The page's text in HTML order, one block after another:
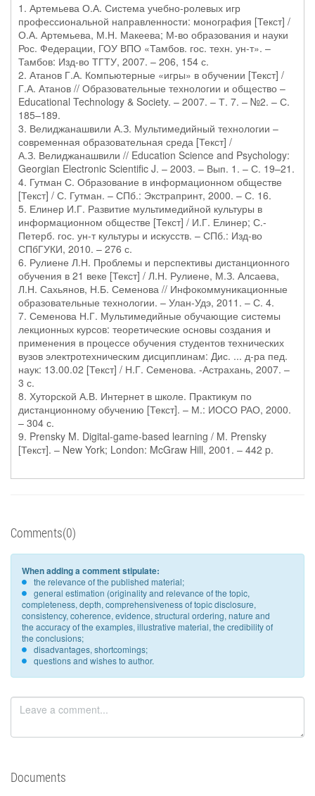
1. Артемьева О.А. Система учебно-ролевых игр
профессиональной направленности: монография [Текст] /
О.А. Артемьева, М.Н. Макеева; М-во образования и науки
Рос. Федерации, ГОУ ВПО «Тамбов. гос. техн. ун-т». –
Тамбов: Изд-во ТГТУ, 2007. – 206, 154 с.
2. Атанов Г.А. Компьютерные «игры» в обучении [Текст] /
Г.А. Атанов // Образовательные технологии и общество –
Educational Technology & Society. – 2007. – Т. 7. – №2. – С.
185–189.
3. Велиджанашвили А.З. Мультимедийный технологии –
современная образовательная среда [Текст] /
А.З. Велиджанашвили // Education Science and Psychology:
Georgian Electronic Scientific J. – 2003. – Вып. 1. – С. 19–21.
4. Гутман С. Образование в информационном обществе
[Текст] / С. Гутман. – СПб.: Экстрапринт, 2000. – С. 16.
5. Елинер И.Г. Развитие мультимедийной культуры в
информационном обществе [Текст] / И.Г. Елинер; С.-
Петерб. гос. ун-т культуры и искусств. – СПб.: Изд-во
СПбГУКИ, 2010. – 276 с.
6. Рулиене Л.Н. Проблемы и перспективы дистанционного
обучения в 21 веке [Текст] / Л.Н. Рулиене, М.З. Алсаева,
Л.Н. Сахьянов, Н.Б. Семенова // Инфокоммуникационные
образовательные технологии. – Улан-Удэ, 2011. – С. 4.
7. Семенова Н.Г. Мультимедийные обучающие системы
лекционных курсов: теоретические основы создания и
применения в процессе обучения студентов технических
вузов электротехническим дисциплинам: Дис. ... д-ра пед.
наук: 13.00.02 [Текст] / Н.Г. Семенова. -Астрахань, 2007. –
3 с.
8. Хуторской А.В. Интернет в школе. Практикум по
дистанционному обучению [Текст]. – М.: ИОСО РАО, 2000.
– 304 с.
9. Prensky M. Digital-game-based learning / M. Prensky
[Текст]. – New York; London: McGraw Hill, 2001. – 442 p.
Comments(0)
When adding a comment stipulate:
the relevance of the published material;
general estimation (originality and relevance of the topic,
completeness, depth, comprehensiveness of topic disclosure,
consistency, coherence, evidence, structural ordering, nature and
the accuracy of the examples, illustrative material, the credibility of
the conclusions;
disadvantages, shortcomings;
questions and wishes to author.
Documents